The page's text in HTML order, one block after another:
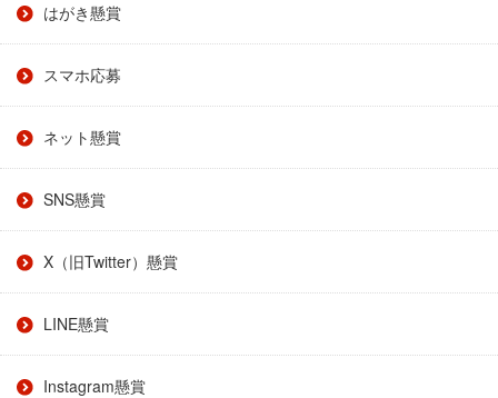
はがき懸賞
スマホ応募
ネット懸賞
SNS懸賞
X（旧Twitter）懸賞
LINE懸賞
Instagram懸賞